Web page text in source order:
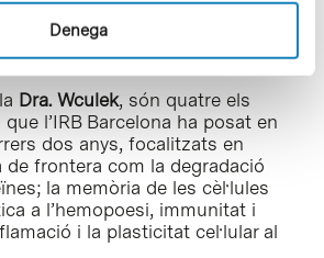
Denega
Barcelona
Dra. Wculek, són quatre els
l’IRB Barcelona ha posat en
dos anys, focalitzats en
de frontera com la degradació
la memòria de les cèl·lules
a l’hemopoesi, immunitat i
i la plasticitat cel·lular al